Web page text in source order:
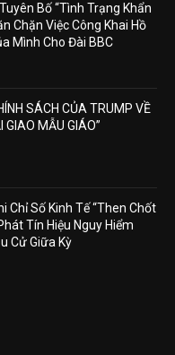
Bố “Tình Trạng Khẩn
Chặn Việc Công Khai Hồ
Mình Cho Đài BBC
SÁCH CỦA TRUMP VỀ
GIAO MẪU GIÁO”
Chỉ Số Kinh Tế “Then Chốt
Tín Hiệu Nguy Hiểm
Cử Giữa Kỳ